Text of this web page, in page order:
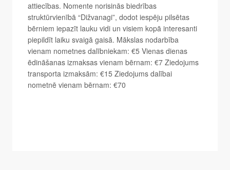
attiecības. Nomente norisinās biedrības
struktūrvienībā “Dižvanagi”, dodot iespēju pilsētas
bērniem iepazīt lauku vidi un visiem kopā interesanti
piepildīt laiku svaigā gaisā. Mākslas nodarbība
vienam nometnes dalībniekam: €5 Vienas dienas
ēdināšanas izmaksas vienam bērnam: €7 Ziedojums
transporta izmaksām: €15 Ziedojums dalībai
nometnē vienam bērnam: €70